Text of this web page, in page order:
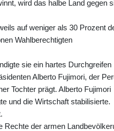
wird das halbe Land gegen
auf weniger als 30 Prozent
Wahlberechtigten
sie ein hartes Durchgreifen
Alberto Fujimori, der
Tochter prägt. Alberto Fujimori
und die Wirtschaft stabilisierte.
Rechte der armen